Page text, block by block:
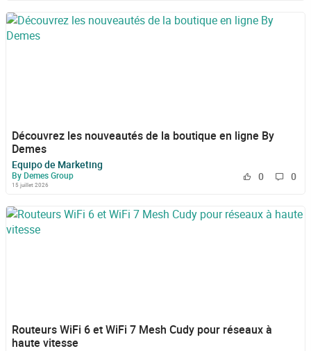
Découvrez les nouveautés de la boutique en ligne By
Demes
Equipo de Marketing
By Demes Group
15 juillet 2026
0 0
Routeurs WiFi 6 et WiFi 7 Mesh Cudy pour réseaux à
haute vitesse